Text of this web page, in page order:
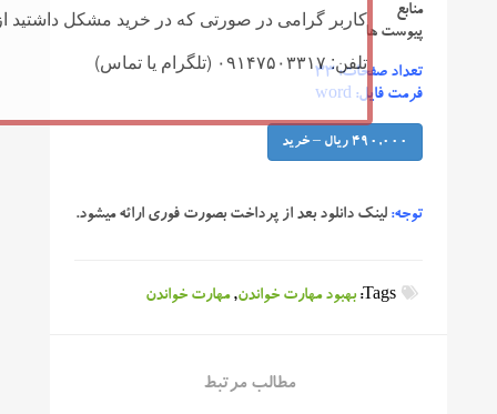
منابع
پیوست ها
تعداد صفحات: ۳۳
فرمت فایل: word
490,000 ریال – خرید
توجه: لینک دانلود بعد از پرداخت بصورت فوری ارائه میشود.
Tags: بهبود مهارت خواندن,مهارت خواندن
مطالب مرتبط
کاربر گرامی در صورتی که در خرید مشکل داشتید
تلفن: ۰۹۱۴۷۵۰۳۳۱۷ (تلگرام یا تماس)